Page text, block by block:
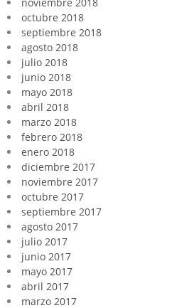
octubre 2018
septiembre 2018
agosto 2018
julio 2018
junio 2018
mayo 2018
abril 2018
marzo 2018
febrero 2018
enero 2018
diciembre 2017
noviembre 2017
octubre 2017
septiembre 2017
agosto 2017
julio 2017
junio 2017
mayo 2017
abril 2017
marzo 2017